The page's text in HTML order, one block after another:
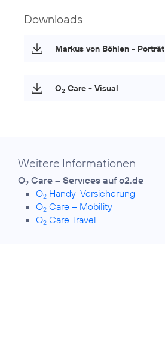
Downloads
Markus von Böhlen - Porträt
O2 Care - Visual
Weitere Informationen
O2 Care – Services auf o2.de
O2 Handy-Versicherung
O2 Care – Mobility
O2 Care Travel